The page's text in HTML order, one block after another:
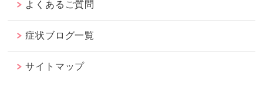
よくあるご質問
症状ブログ一覧
サイトマップ